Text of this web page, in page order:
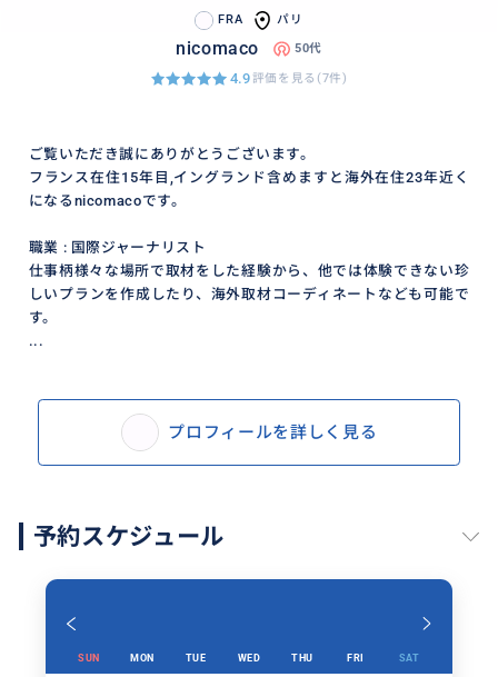
FRA パリ
nicomaco 50代
4.9評価を見る(7件)
ご覧いただき誠にありがとうございます。
フランス在住15年目,イングランド含めますと海外在住23年近く
になるnicomacoです。
職業 : 国際ジャーナリスト
仕事柄様々な場所で取材をした経験から、他では体験できない珍
しいプランを作成したり、海外取材コーディネートなども可能で
す。
...
プロフィールを詳しく見る
予約スケジュール
SUN MON TUE WED THU FRI SAT